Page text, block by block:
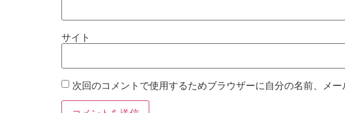
サイト
次回のコメントで使用するためブラウザーに自分の名前、メー